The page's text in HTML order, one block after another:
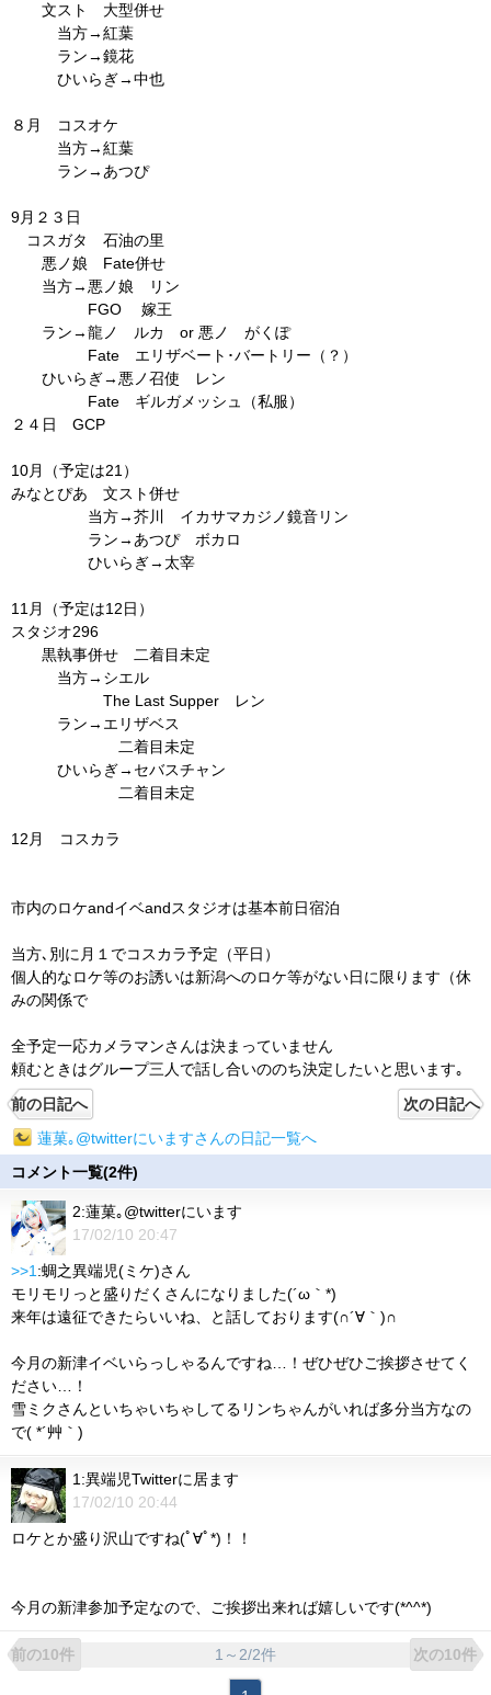
文スト 大型併せ
当方→紅葉
ラン→鏡花
ひいらぎ→中也
８月 コスオケ
当方→紅葉
ラン→あつぴ
9月２３日
コスガタ 石油の里
悪ノ娘 Fate併せ
当方→悪ノ娘 リン
FGO 嫁王
ラン→龍ノ ルカ or 悪ノ がくぽ
Fate エリザベート･バートリー（？）
ひいらぎ→悪ノ召使 レン
Fate ギルガメッシュ（私服）
２４日 GCP
10月（予定は21）
みなとぴあ 文スト併せ
当方→芥川 イカサマカジノ鏡音リン
ラン→あつぴ ボカロ
ひいらぎ→太宰
11月（予定は12日）
スタジオ296
黒執事併せ 二着目未定
当方→シエル
The Last Supper レン
ラン→エリザベス
二着目未定
ひいらぎ→セバスチャン
二着目未定
12月 コスカラ
市内のロケandイベandスタジオは基本前日宿泊
当方､別に月１でコスカラ予定（平日）
個人的なロケ等のお誘いは新潟へのロケ等がない日に限ります（休
みの関係で
全予定一応カメラマンさんは決まっていません
頼むときはグループ三人で話し合いののち決定したいと思います｡
前の日記へ
次の日記へ
蓮菓｡@twitterにいますさんの日記一覧へ
コメント一覧(2件)
2:蓮菓｡@twitterにいます
17/02/10 20:47
>>1:蜩之異端児(ミケ)さん
モリモリっと盛りだくさんになりました(´ω｀*)
来年は遠征できたらいいね、と話しております(∩´∀｀)∩
今月の新津イベいらっしゃるんですね…！ぜひぜひご挨拶させてく
ださい…！
雪ミクさんといちゃいちゃしてるリンちゃんがいれば多分当方なの
で( *´艸｀)
1:異端児Twitterに居ます
17/02/10 20:44
ロケとか盛り沢山ですね(ﾟ∀ﾟ*)！！
今月の新津参加予定なので、ご挨拶出来れば嬉しいです(*^^*)
前の10件 1～2/2件 次の10件